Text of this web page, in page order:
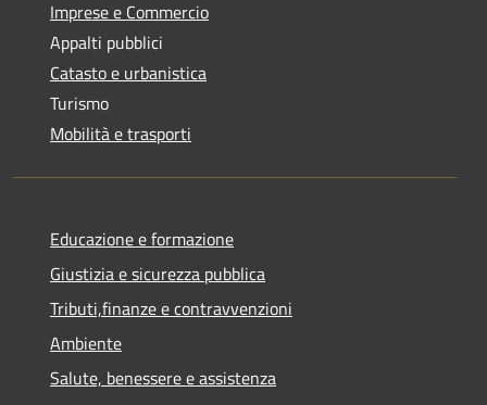
Imprese e Commercio
Appalti pubblici
Catasto e urbanistica
Turismo
Mobilità e trasporti
Educazione e formazione
Giustizia e sicurezza pubblica
Tributi,finanze e contravvenzioni
Ambiente
Salute, benessere e assistenza